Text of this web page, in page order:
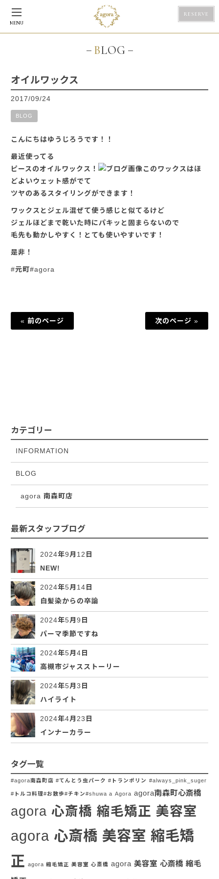
MENU
RESERVE
BLOG
オイルワックス
2017/09/24
BLOG
こんにちはゆうじろうです！！
最近使ってる
ピースのオイルワックス！
このワックスはほ
どよいウェット感がでて
ツヤのあるスタイリングができます！
ワックスとジェル混ぜて使う感じと似てるけど
ジェルほどまで乾いた時にパキッと固まらないので
毛先も動かしやすく！とても使いやすいです！
是非！
#元町#agora
« 前のページ 次のページ »
カテゴリー
INFORMATION
BLOG
agora 南森町店
最新スタッフブログ
2024年9月12日
NEW!
2024年5月14日
白髪染からの卒論
2024年5月9日
パーマ季節ですね
2024年5月4日
高槻市ジャスストーリー
2024年5月3日
ハイライト
2024年4月23日
インナーカラー
タグ一覧
#agora南森町店 #てんとう虫パーク #トランポリン #always_pink_suger
#トルコ料理#お散歩#チキン#shuwa a Agora agora南森町心斎橋
agora 心斎橋 縮毛矯正 美容室
agora 心斎橋 美容室 縮毛矯
正 agora 縮毛矯正 美容室 心斎橋 agora 美容室 心斎橋 縮毛